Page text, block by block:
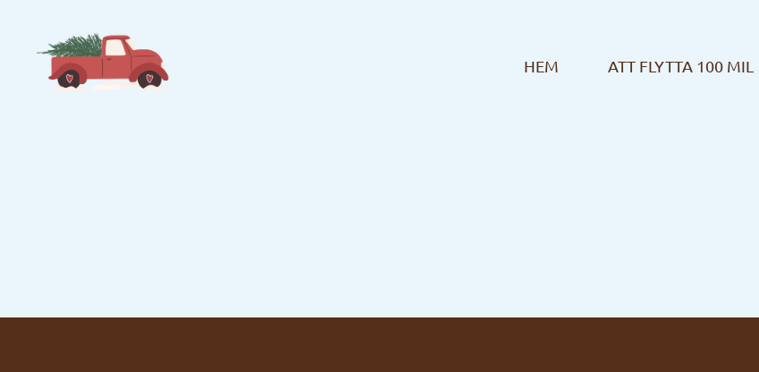
HEM ATT FLYTTA 100 MIL